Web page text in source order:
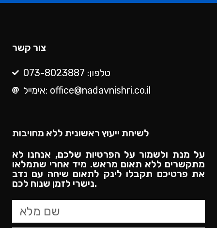
צור קשר
טלפון: 073-8023887
אימייל: office@nadavnishri.co.il
לשיחת ייעוץ ראשונית ללא מחויבות
על מנת ולשמור על הפרטיות שלכם, אנחנו לא
מתקשרים ללא תאום מראש. מיד אחרי שתמלאו
את פרטיכם תקבלו לינק לתאום שיחה עם נדב
נישרי לזמן שנוח לכם.​